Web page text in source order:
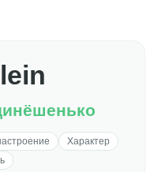
Характер